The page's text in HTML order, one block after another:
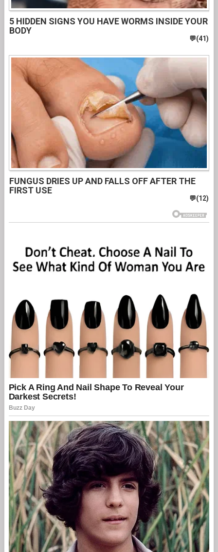
5 HIDDEN SIGNS YOU HAVE WORMS INSIDE YOUR
BODY
FUNGUS DRIES UP AND FALLS OFF AFTER THE
FIRST USE